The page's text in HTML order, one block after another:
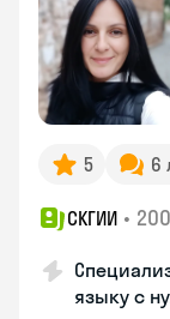
5 6
СКГИИ •
языку с